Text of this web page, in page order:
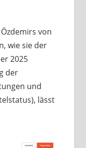
von
wie sie der
2025
der
und
lässt